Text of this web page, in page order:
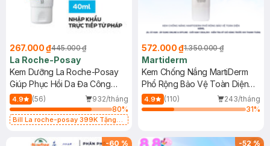
267.000 ₫445.000 ₫
La Roche-Posay
Kem Dưỡng La Roche-Posay
Giúp Phục Hồi Da Đa Công
Dụng 40ml
4.9 (56)
932/tháng
80%
Bill La roche-posay 399K Tặng
(SL có hạn)
572.000 ₫1.350.000 ₫
Martiderm
Kem Chống Nắng MartiDerm
Phổ Rộng Bảo Vệ Toàn Diện
40ml
4.9 (110)
243/tháng
31%
-60 % -52%